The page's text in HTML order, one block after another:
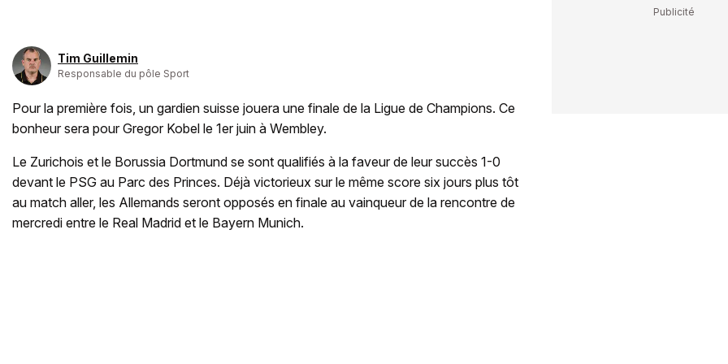
Tim Guillemin
Responsable du pôle Sport
Pour la première fois, un gardien suisse jouera une finale de la Ligue de Champions. Ce
bonheur sera pour Gregor Kobel le 1er juin à Wembley.
Le Zurichois et le Borussia Dortmund se sont qualifiés à la faveur de leur succès 1-0
devant le PSG au Parc des Princes. Déjà victorieux sur le même score six jours plus tôt
au match aller, les Allemands seront opposés en finale au vainqueur de la rencontre de
mercredi entre le Real Madrid et le Bayern Munich.